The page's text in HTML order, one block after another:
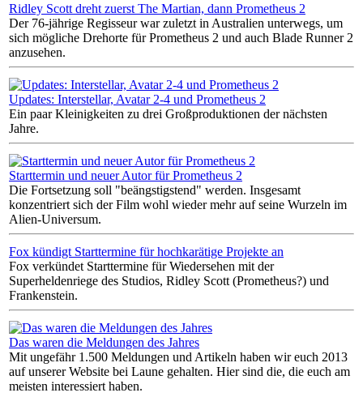
Ridley Scott dreht zuerst The Martian, dann Prometheus 2
Der 76-jährige Regisseur war zuletzt in Australien unterwegs, um
sich mögliche Drehorte für Prometheus 2 und auch Blade Runner 2
anzusehen.
Updates: Interstellar, Avatar 2-4 und Prometheus 2
Ein paar Kleinigkeiten zu drei Großproduktionen der nächsten
Jahre.
Starttermin und neuer Autor für Prometheus 2
Die Fortsetzung soll "beängstigstend" werden. Insgesamt
konzentriert sich der Film wohl wieder mehr auf seine Wurzeln im
Alien-Universum.
Fox kündigt Starttermine für hochkarätige Projekte an
Fox verkündet Starttermine für Wiedersehen mit der
Superheldenriege des Studios, Ridley Scott (Prometheus?) und
Frankenstein.
Das waren die Meldungen des Jahres
Mit ungefähr 1.500 Meldungen und Artikeln haben wir euch 2013
auf unserer Website bei Laune gehalten. Hier sind die, die euch am
meisten interessiert haben.